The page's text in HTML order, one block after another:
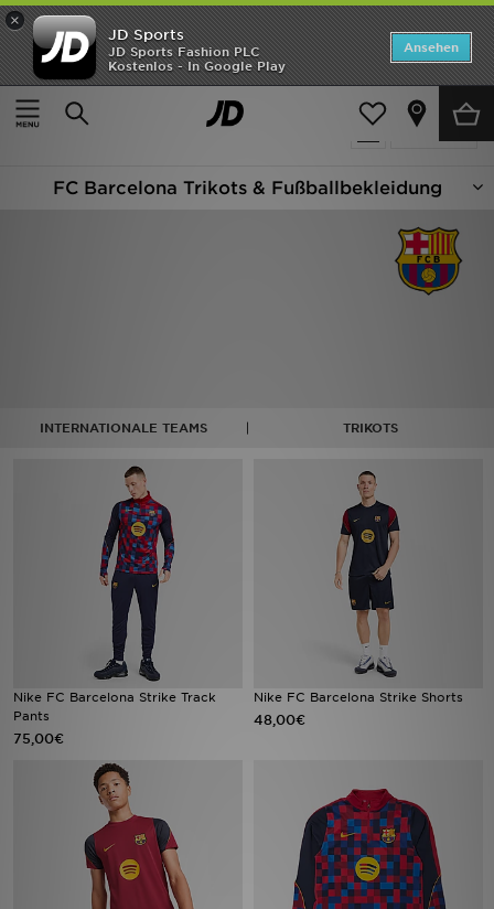
×
JD Sports
JD Sports Fashion PLC
Kostenlos - In Google Play
Ansehen
Startseite
Fußball - Barcelona
verfeinern
10 Produkte
FC Barcelona Trikots & Fußballbekleidung
INTERNATIONALE TEAMS TRIKOTS
Nike FC Barcelona Strike Track
Pants
75,00€
Nike FC Barcelona Strike Shorts
48,00€
Startseite
ANGEBOTE
Neuheiten
Lade Die APP
Geschenkkarte
Filialfinder
Mein JD
Meine Nachrichten
Bestellverfolgung
Hilfe & Kontakt